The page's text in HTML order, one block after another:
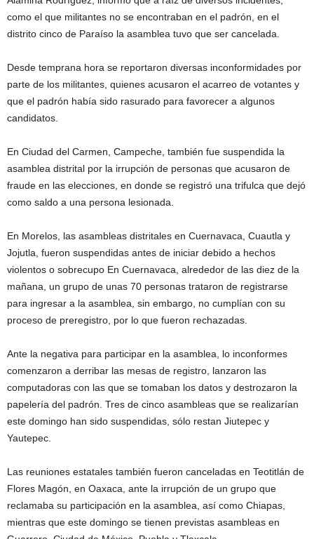
como el que militantes no se encontraban en el padrón, en el
distrito cinco de Paraíso la asamblea tuvo que ser cancelada.
Desde temprana hora se reportaron diversas inconformidades por
parte de los militantes, quienes acusaron el acarreo de votantes y
que el padrón había sido rasurado para favorecer a algunos
candidatos.
En Ciudad del Carmen, Campeche, también fue suspendida la
asamblea distrital por la irrupción de personas que acusaron de
fraude en las elecciones, en donde se registró una trifulca que dejó
como saldo a una persona lesionada.
En Morelos, las asambleas distritales en Cuernavaca, Cuautla y
Jojutla, fueron suspendidas antes de iniciar debido a hechos
violentos o sobrecupo En Cuernavaca, alrededor de las diez de la
mañana, un grupo de unas 70 personas trataron de registrarse
para ingresar a la asamblea, sin embargo, no cumplían con su
proceso de preregistro, por lo que fueron rechazadas.
Ante la negativa para participar en la asamblea, lo inconformes
comenzaron a derribar las mesas de registro, lanzaron las
computadoras con las que se tomaban los datos y destrozaron la
papelería del padrón. Tres de cinco asambleas que se realizarían
este domingo han sido suspendidas, sólo restan Jiutepec y
Yautepec.
Las reuniones estatales también fueron canceladas en Teotitlán de
Flores Magón, en Oaxaca, ante la irrupción de un grupo que
reclamaba su participación en la asamblea, así como Chiapas,
mientras que este domingo se tienen previstas asambleas en